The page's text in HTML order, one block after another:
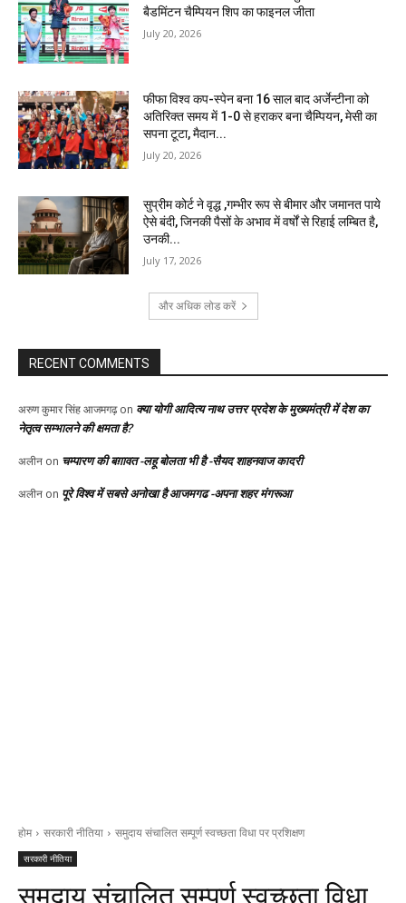
बैडमिंटन चैम्पियन शिप का फाइनल जीता
July 20, 2026
फीफा विश्व कप-स्पेन बना 16 साल बाद अर्जेन्टीना को
अतिरिक्त समय में 1-0 से हराकर बना चैम्पियन, मेसी का
सपना टूटा, मैदान...
July 20, 2026
सुप्रीम कोर्ट ने वृद्ध ,गम्भीर रूप से बीमार और जमानत पाये
ऐसे बंदी, जिनकी पैसों के अभाव में वर्षों से रिहाई लम्बित है,
उनकी...
July 17, 2026
और अधिक लोड करें
RECENT COMMENTS
अरुण कुमार सिंह आजमगढ़on क्या योगी आदित्य नाथ उत्तर प्रदेश के मुख्यमंत्री में देश का
नेतृत्व सम्भालने की क्षमता है?
अलीन on चम्पारण की बग़ावत -लहू बोलता भी है -सैयद शाहनवाज कादरी
अलीन on पूरे विश्व में सबसे अनोखा है आजमगढ -अपना शहर मंगरूआ